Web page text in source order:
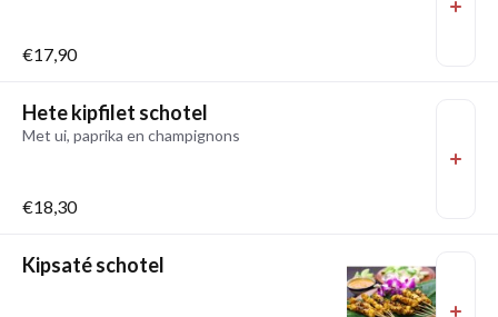
€17,90
Hete kipfilet schotel
Met ui, paprika en champignons
€18,30
Kipsaté schotel